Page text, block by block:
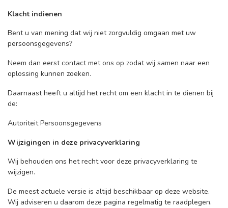
Klacht indienen
Bent u van mening dat wij niet zorgvuldig omgaan met uw
persoonsgegevens?
Neem dan eerst contact met ons op zodat wij samen naar een
oplossing kunnen zoeken.
Daarnaast heeft u altijd het recht om een klacht in te dienen bij
de:
Autoriteit Persoonsgegevens
Wijzigingen in deze privacyverklaring
Wij behouden ons het recht voor deze privacyverklaring te
wijzigen.
De meest actuele versie is altijd beschikbaar op deze website.
Wij adviseren u daarom deze pagina regelmatig te raadplegen.